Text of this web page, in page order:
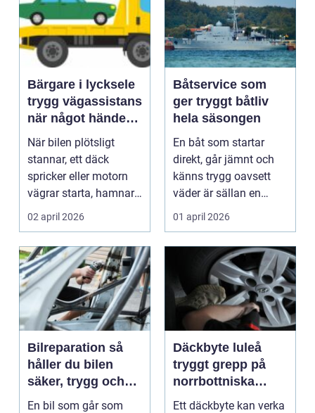
Bärgare i lycksele
trygg vägassistans
när något händer
på vägen
När bilen plötsligt
stannar, ett däck
spricker eller motorn
vägrar starta, hamnar
många i samma läge...
02 april 2026
Båtservice som
ger tryggt båtliv
hela säsongen
En båt som startar
direkt, går jämnt och
känns trygg oavsett
väder är sällan en
slump. Bakom varje
01 april 2026
Bilreparation så
håller du bilen
säker, trygg och
ekonomisk
En bil som går som
Däckbyte luleå
tryggt grepp på
norrbottniska
vägar
Ett däckbyte kan verka